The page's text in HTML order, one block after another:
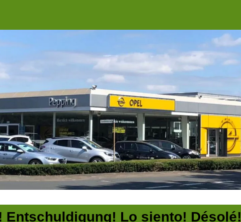
Entschuldigung! Lo siento! Désolé!